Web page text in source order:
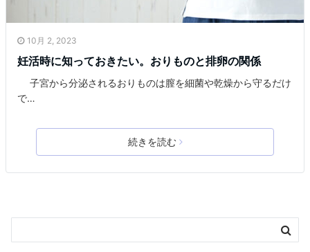
10月 2, 2023
妊活時に知っておきたい。おりものと排卵の関係
子宮から分泌されるおりものは膣を細菌や乾燥から守るだけ
で…
続きを読む